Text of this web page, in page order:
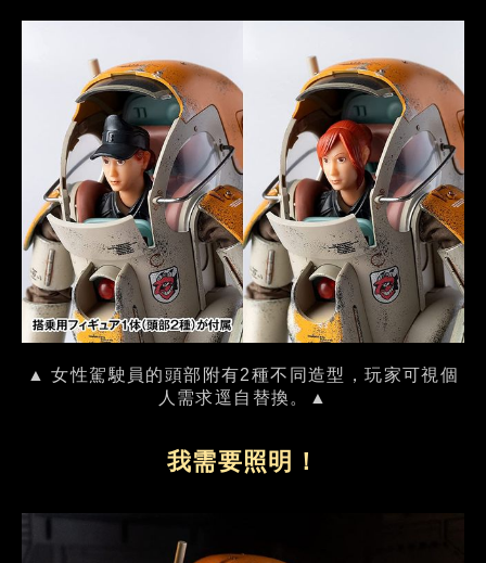
▲ 女性駕駛員的頭部附有2種不同造型，玩家可視個
人需求逕自替換。▲
我需要照明！